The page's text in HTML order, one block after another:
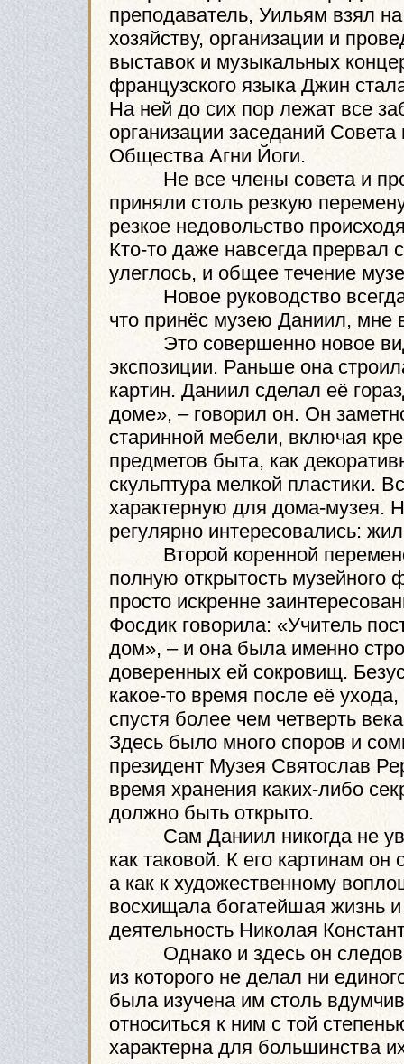
преподаватель, Уильям взял
хозяйству, организации и
выставок и музыкальных
французского языка Джин
На ней до сих пор лежат все
организации заседаний
Общества Агни Йоги.
Не все члены совета и
приняли столь резкую
резкое недовольство
Кто-то даже навсегда прервал
улеглось, и общее течение
Новое руководство всегда
что принёс музею Даниил, мне
Это совершенно новое
экспозиции. Раньше она
картин. Даниил сделал её
доме», – говорил он. Он
старинной мебели, включая
предметов быта, как
скульптура мелкой пластики.
характерную для дома-музея.
регулярно интересовались:
Второй коренной
полную открытость музейного
просто искренне
Фосдик говорила: «Учитель
дом», – и она была именно
доверенных ей сокровищ.
какое-то время после её
спустя более чем четверть
Здесь было много споров и
президент Музея Святослав
время хранения каких-либо
должно быть открыто.
Сам Даниил никогда не
как таковой. К его картинам
а как к художественному
восхищала богатейшая жизнь
деятельность Николая
Однако и здесь он
из которого не делал ни
была изучена им столь
относиться к ним с той
характерна для большинства